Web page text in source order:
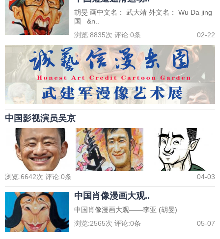
胡旻 画中文名： 武大靖 外文名： Wu Da jing
国 &n..
浏览:8835次 评论:0条 02-22
中国影视演员吴京
浏览:6642次 评论:0条 04-03
中国肖像漫画大观..
中国肖像漫画大观——李亚 (胡旻)
浏览:2565次 评论:0条 05-07